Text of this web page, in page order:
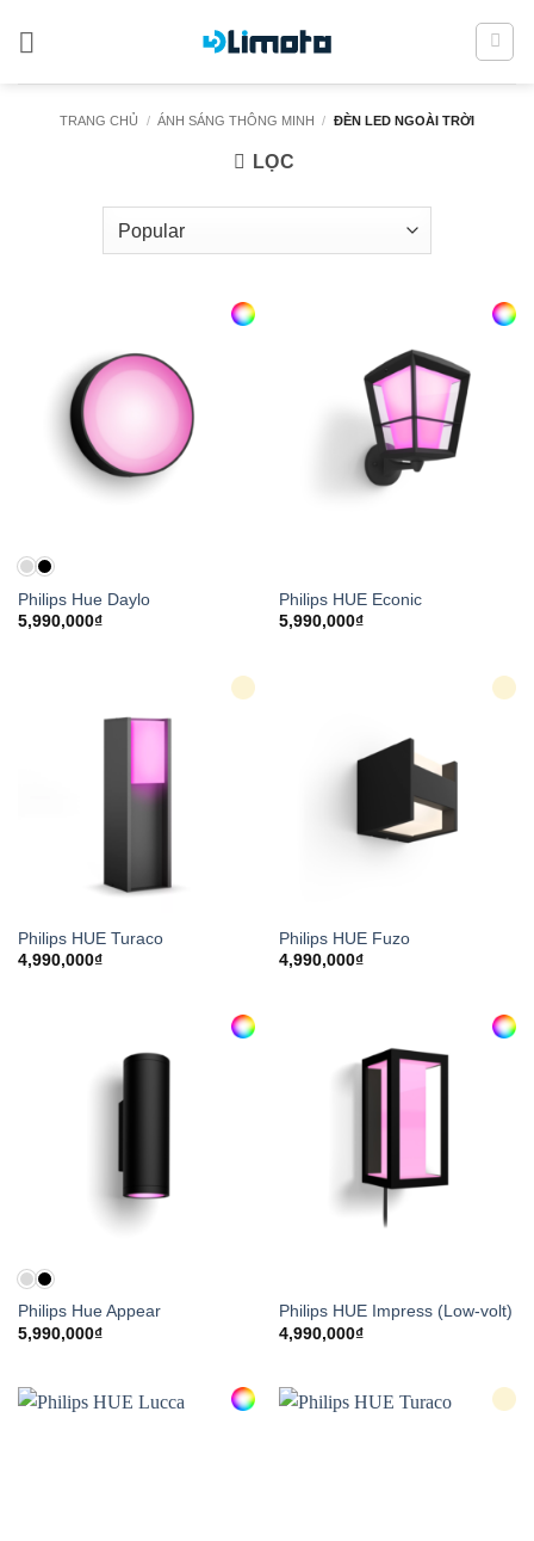
TRANG CHỦ / ÁNH SÁNG THÔNG MINH / ĐÈN LED NGOÀI TRỜI
LỌC
Philips Hue Daylo
5,990,000₫
Philips HUE Econic
5,990,000₫
Philips HUE Turaco
4,990,000₫
Philips HUE Fuzo
4,990,000₫
Philips Hue Appear
5,990,000₫
Philips HUE Impress (Low-volt)
4,990,000₫